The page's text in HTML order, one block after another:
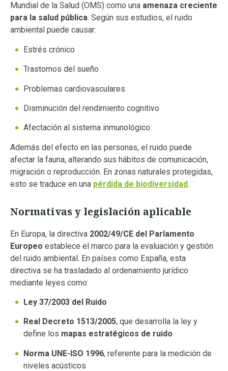
Mundial de la Salud (OMS) como una amenaza creciente
para la salud pública. Según sus estudios, el ruido
ambiental puede causar:
Estrés crónico
Trastornos del sueño
Problemas cardiovasculares
Disminución del rendimiento cognitivo
Afectación al sistema inmunológico
Además del efecto en las personas, el ruido puede
afectar la fauna, alterando sus hábitos de comunicación,
migración o reproducción. En zonas naturales protegidas,
esto se traduce en una pérdida de biodiversidad.
Normativas y legislación aplicable
En Europa, la directiva 2002/49/CE del Parlamento
Europeo establece el marco para la evaluación y gestión
del ruido ambiental. En países como España, esta
directiva se ha trasladado al ordenamiento jurídico
mediante leyes como:
Ley 37/2003 del Ruido
Real Decreto 1513/2005, que desarrolla la ley y
define los mapas estratégicos de ruido
Norma UNE-ISO 1996, referente para la medición de
niveles acústicos